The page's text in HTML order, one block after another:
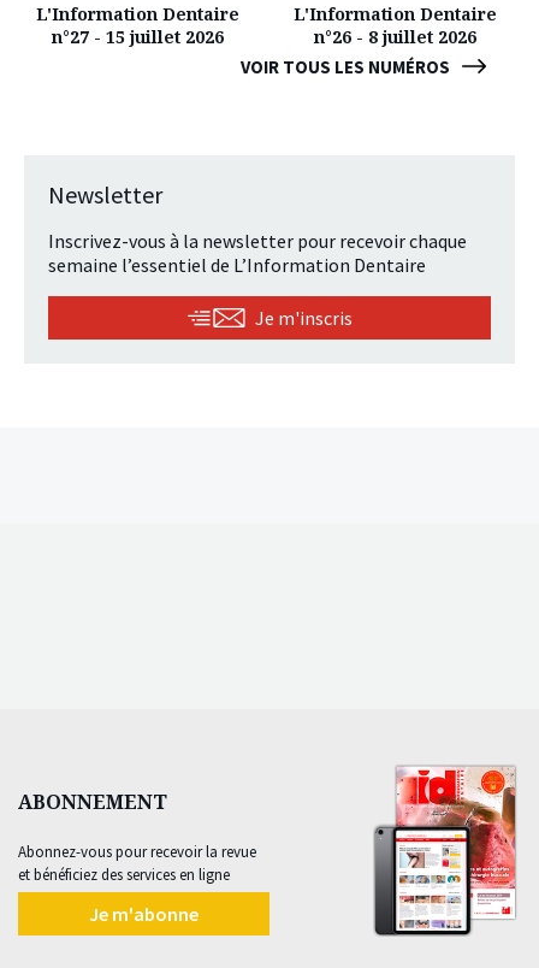
VOIR TOUS LES NUMÉROS
L'Information Dentaire
n°27 - 15 juillet 2026
L'Information Dentaire
n°26 - 8 juillet 2026
Newsletter
Inscrivez-vous à la newsletter pour recevoir chaque
semaine l’essentiel de L’Information Dentaire
Je m'inscris
ABONNEMENT
Abonnez-vous pour recevoir la revue
et bénéficiez des services en ligne
Je m'abonne